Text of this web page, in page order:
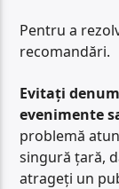
Pentru a
recomandări.
Evitați
evenimente
problemă
singură țară,
atrageți un